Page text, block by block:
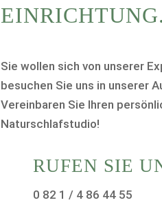
INRICHTUNG.
Sie wollen sich von unserer
besuchen Sie uns in unserer
Vereinbaren Sie Ihren
Naturschlafstudio!
RUFEN SIE
0 82 1 / 4 86 44 55